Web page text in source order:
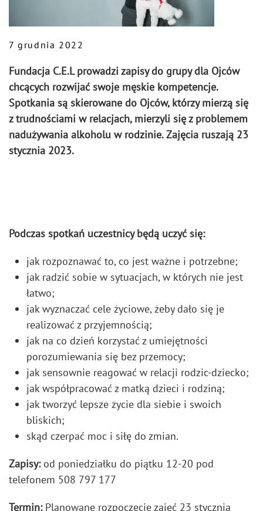
7 grudnia 2022
Fundacja C.E.L prowadzi zapisy do grupy dla Ojców
chcących rozwijać swoje męskie kompetencje.
Spotkania są skierowane do Ojców, którzy mierzą się
z trudnościami w relacjach, mierzyli się z problemem
nadużywania alkoholu w rodzinie.Zajęcia ruszają 23
stycznia 2023.
Podczas spotkań uczestnicy będą uczyć się:
jak rozpoznawać to, co jest ważne i potrzebne;
jak radzić sobie w sytuacjach, w których nie jest
łatwo;
jak wyznaczać cele życiowe, żeby dało się je
realizować z przyjemnością;
jak na co dzień korzystać z umiejętności
porozumiewania się bez przemocy;
jak sensownie reagować w relacji rodzic-dziecko;
jak współpracować z matką dzieci i rodziną;
jak tworzyć lepsze życie dla siebie i swoich
bliskich;
skąd czerpać moc i siłę do zmian.
Zapisy: od poniedziałku do piątku 12-20 pod
telefonem 508 797 177
Termin: Planowane rozpoczęcie zajęć 23 stycznia